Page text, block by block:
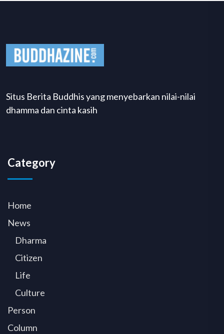
Situs Berita Buddhis yang menyebarkan nilai-nilai
dhamma dan cinta kasih
Category
Home
News
Dharma
Citizen
Life
Culture
Person
Column